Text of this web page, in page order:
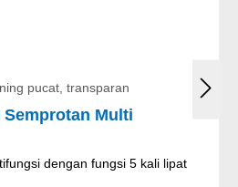
pucat, transparan
Semprotan Multi
dengan fungsi 5 kali lipat